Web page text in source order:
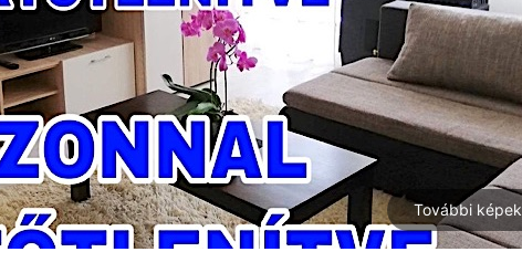
További képek